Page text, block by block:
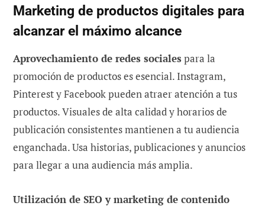
Marketing de productos digitales para
alcanzar el máximo alcance
Aprovechamiento de redes sociales para la
promoción de productos es esencial. Instagram,
Pinterest y Facebook pueden atraer atención a tus
productos. Visuales de alta calidad y horarios de
publicación consistentes mantienen a tu audiencia
enganchada. Usa historias, publicaciones y anuncios
para llegar a una audiencia más amplia.
Utilización de SEO y marketing de contenido